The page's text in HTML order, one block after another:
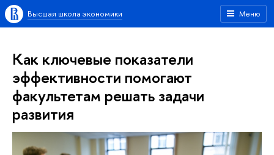
Меню
Высшая школа экономики
Как ключевые показатели
эффективности помогают
факультетам решать задачи
развития